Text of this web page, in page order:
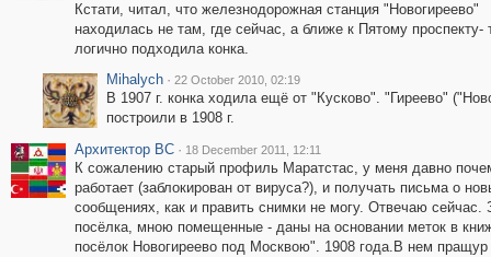
Кстати, читал, что железнодорожная станция "Новогиреево"
находилась не там, где сейчас, а ближе к Пятому проспекту-
логично подходила конка.
Mihalych · 22 October 2010, 02:19
В 1907 г. конка ходила ещё от "Кусково". "Гиреево"
построили в 1908 г.
Архитектор ВС · 18 December 2011, 12:11
К сожалению старый профиль Маратстас, у меня давно
работает (заблокирован от вируса?), и получать письма о
сообщениях, как и править снимки не могу. Отвечаю сейчас.
посёлка, мною помещенные - даны на основании меток в
посёлок Новогиреево под Москвою". 1908 года.В нем пращур